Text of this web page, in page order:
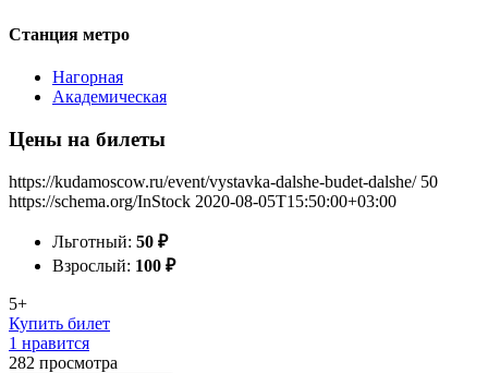
Станция метро
Нагорная
Академическая
Цены на билеты
https://kudamoscow.ru/event/vystavka-dalshe-budet-dalshe/ 50
https://schema.org/InStock 2020-08-05T15:50:00+03:00
Льготный: 50 ₽
Взрослый: 100 ₽
5+
Купить билет
1 нравится
282 просмотра